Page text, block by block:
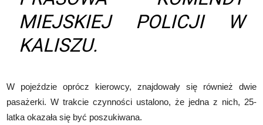
MIEJSKIEJ POLICJI W
KALISZU.
W pojeździe oprócz kierowcy, znajdowały się również dwie
pasażerki. W trakcie czynności ustalono, że jedna z nich, 25-
latka okazała się być poszukiwana.